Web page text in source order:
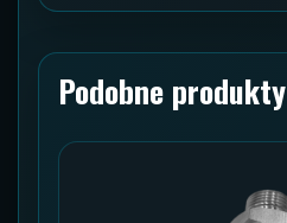
Podobne produkty